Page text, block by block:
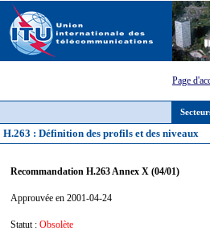
Page
H.263 : Définition des profils et des niveaux
Recommandation H.263 Annex X (04/01)
Approuvée en 2001-04-24
Statut : Obsolète